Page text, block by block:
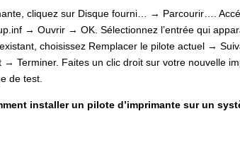
cliquez sur Disque fourni… → Parcourir….
→ Ouvrir → OK. Sélectionnez l’entrée qui
choisissez Remplacer le pilote actuel →
→ Terminer. Faites un clic droit sur votre nouvelle
de test.
installer un pilote d’imprimante sur un